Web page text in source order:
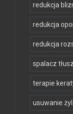
redukcja
redukcja
redukcja
spalacz
terapie
usuwanie